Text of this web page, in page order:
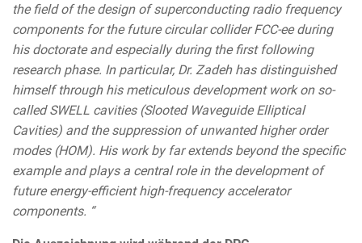
the field of the design of superconducting radio frequency
components for the future circular collider FCC-ee during
his doctorate and especially during the first following
research phase. In particular, Dr. Zadeh has distinguished
himself through his meticulous development work on so-
called SWELL cavities (Slooted Waveguide Elliptical
Cavities) and the suppression of unwanted higher order
modes (HOM). His work by far extends beyond the specific
example and plays a central role in the development of
future energy-efficient high-frequency accelerator
components. “